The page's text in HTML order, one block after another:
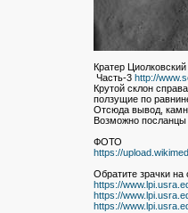
Кратер Циолковский
Часть-3 http://
Крутой склон
ползущие по
Отсюда вывод,
Возможно
ФОТО
https://
Обратите зрачки
https://
https://
https://